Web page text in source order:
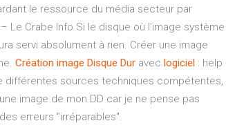
le ressource du média secteur par
Le Crabe Info Si le disque où l’image système
servi absolument à rien. Créer une image
Création image Disque Dur avec logiciel : help
différentes sources techniques compétentes,
image de mon DD car je ne pense pas
erreurs "irréparables".